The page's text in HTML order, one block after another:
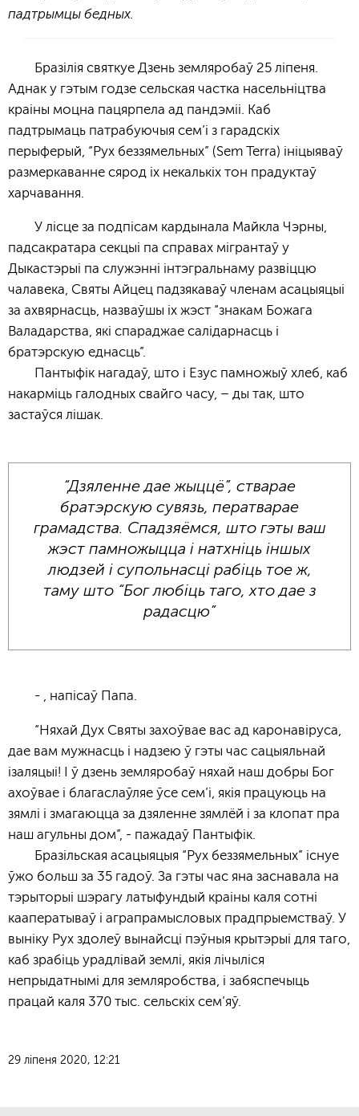
падтрымцы бедных.
Бразілія святкуе Дзень земляробаў 25 ліпеня.
Аднак у гэтым годзе сельская частка насельніцтва
краіны моцна пацярпела ад пандэміі. Каб
падтрымаць патрабуючыя сем’і з гарадскіх
перыферый, “Рух беззямельных” (Sem Terra) ініцыяваў
размеркаванне сярод іх некалькіх тон прадуктаў
харчавання.
У лісце за подпісам кардынала Майкла Чэрны,
падсакратара секцыі па справах мігрантаў у
Дыкастэрыі па служэнні інтэгральнаму развіццю
чалавека, Святы Айцец падзякаваў членам асацыяцыі
за ахвярнасць, назваўшы іх жэст “знакам Божага
Валадарства, які спараджае салідарнасць і
братэрскую еднасць”.
Пантыфік нагадаў, што і Езус памножыў хлеб, каб
накарміць галодных свайго часу, – ды так, што
застаўся лішак.
“Дзяленне дае жыццё”, стварае
братэрскую сувязь, ператварае
грамадства. Спадзяёмся, што гэты ваш
жэст памножыцца і натхніць іншых
людзей і супольнасці рабіць тое ж,
таму што “Бог любіць таго, хто дае з
радасцю”
- , напісаў Папа.
“Няхай Дух Святы захоўвае вас ад каронавіруса,
дае вам мужнасць і надзею ў гэты час сацыяльнай
ізаляцыі! І ў дзень земляробаў няхай наш добры Бог
ахоўвае і благаслаўляе ўсе сем’і, якія працуюць на
зямлі і змагаюцца за дзяленне зямлёй і за клопат пра
наш агульны дом”, - пажадаў Пантыфік.
Бразільская асацыяцыя “Рух беззямельных” існуе
ўжо больш за 35 гадоў. За гэты час яна заснавала на
тэрыторыі шэрагу латыфундый краіны каля сотні
кааператываў і аграпрамысловых прадпрыемстваў. У
выніку Рух здолеў вынайсці пэўныя крытэрыі для таго,
каб зрабіць урадлівай землі, якія лічыліся
непрыдатнымі для земляробства, і забяспечыць
працай каля 370 тыс. сельскіх сем’яў.
29 ліпеня 2020, 12:21